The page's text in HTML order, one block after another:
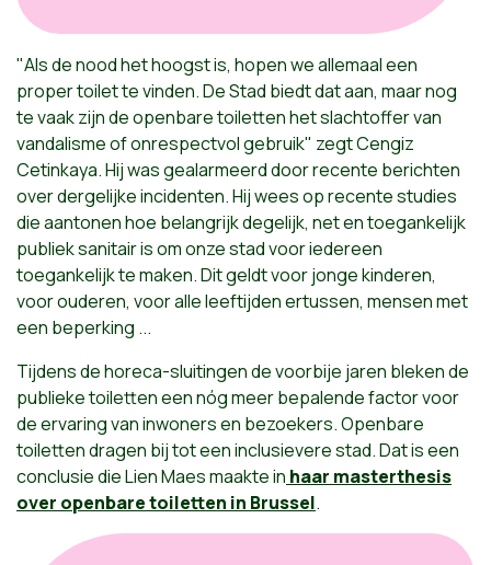
"Als de nood het hoogst is, hopen we allemaal een
proper toilet te vinden. De Stad biedt dat aan, maar nog
te vaak zijn de openbare toiletten het slachtoffer van
vandalisme of onrespectvol gebruik" zegt Cengiz
Cetinkaya. Hij was gealarmeerd door recente berichten
over dergelijke incidenten. Hij wees op recente studies
die aantonen hoe belangrijk degelijk, net en toegankelijk
publiek sanitair is om onze stad voor iedereen
toegankelijk te maken. Dit geldt voor jonge kinderen,
voor ouderen, voor alle leeftijden ertussen, mensen met
een beperking ...
Tijdens de horeca-sluitingen de voorbije jaren bleken de
publieke toiletten een nóg meer bepalende factor voor
de ervaring van inwoners en bezoekers.Openbare
toiletten dragen bij tot een inclusieverestad.Datis een
conclusie die Lien Maesmaakte in haar masterthesis
over openbare toiletten in Brussel.